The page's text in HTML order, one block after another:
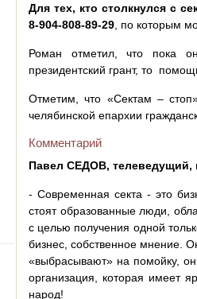
Для тех, кто столкнулся с
8-904-808-89-29 , по которым
Роман отметил, что пока
президентский грант, то
Отметим, что «Сектам –
челябинской епархии
Комментарий
Павел СЕДОВ, телеведущий,
- Современная секта - это
стоят образованные люди,
с целью получения одной
бизнес, собственное мнение.
«выбрасывают» на помойку,
организация, которая имеет
народ!